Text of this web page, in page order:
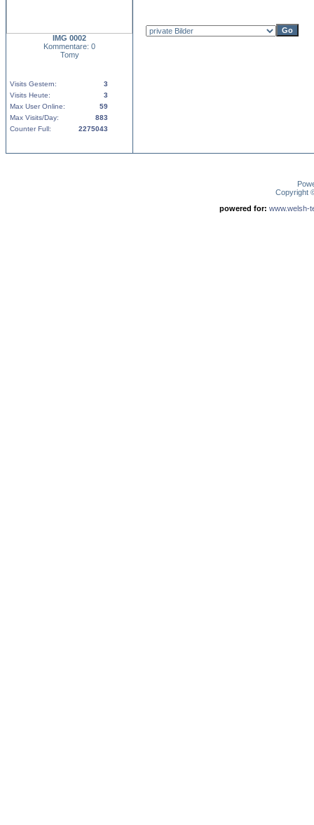
IMG 0002
Kommentare: 0
Tomy
Visits Gestern:
3
Visits Heute:
3
Max User Online:
59
Max Visits/Day:
883
Counter Full:
2275043
Copyright
powered for: www.welsh-